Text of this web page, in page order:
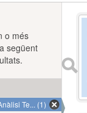
o més
següent
Te... (1)